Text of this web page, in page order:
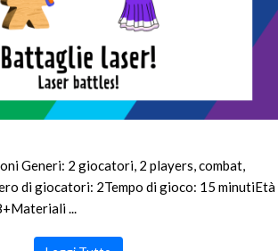
Generi: 2 giocatori, 2 players, combat,
di giocatori: 2Tempo di gioco: 15 minutiEtà
...